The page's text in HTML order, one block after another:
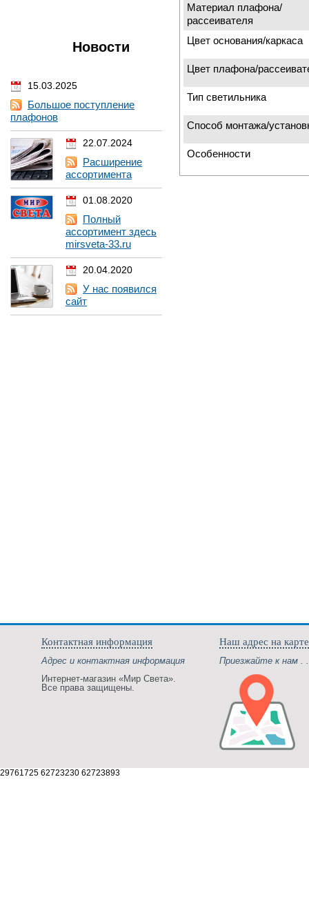
Новости
15.03.2025
Большое поступление
плафонов
22.07.2024
Расширение
ассортимента
01.08.2020
Полный
ассортимент здесь
mirsveta-33.ru
20.04.2020
У нас появился
сайт
Материал плафона/
рассеивателя
Цвет основания/каркаса
Цвет плафона/
Тип светильника
Способ монтажа/
Особенности
Контактная информация
Адрес и контактная информация
Интернет-магазин «Мир Света».
Все права защищены.
Наш адрес на карте
Приезжайте к нам .
29761725 62723230 62723893